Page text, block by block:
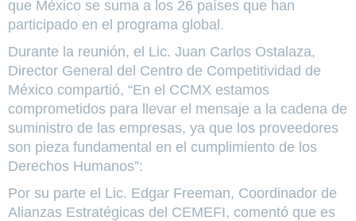
que México se suma a los 26 países que han
participado en el programa global.
Durante la reunión, el Lic. Juan Carlos Ostalaza,
Director General del Centro de Competitividad de
México compartió, “En el CCMX estamos
comprometidos para llevar el mensaje a la cadena de
suministro de las empresas, ya que los proveedores
son pieza fundamental en el cumplimiento de los
Derechos Humanos”:
Por su parte el Lic. Edgar Freeman, Coordinador de
Alianzas Estratégicas del CEMEFI, comentó que es